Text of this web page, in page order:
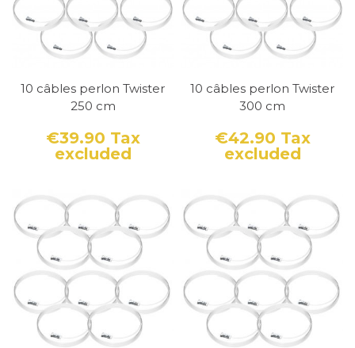
10 câbles perlon Twister
250 cm
Price
€39.90 Tax
excluded
10 câbles perlon Twister
300 cm
Price
€42.90 Tax
excluded